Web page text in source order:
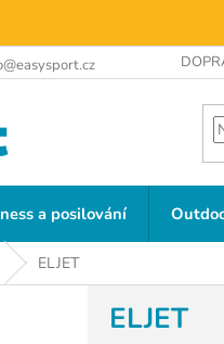
a posilování
ELJET
ELJET